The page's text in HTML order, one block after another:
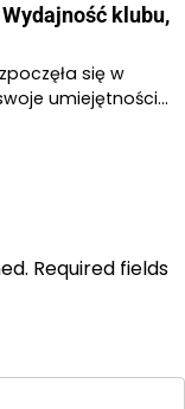
klubu,
się w
umiejętności…
Required fields